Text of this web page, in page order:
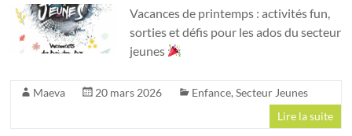
Vacances de printemps : activités fun,
sorties et défis pour les ados du secteur
jeunes
Maeva 20 mars 2026 Enfance,Secteur Jeunes
Lire la suite